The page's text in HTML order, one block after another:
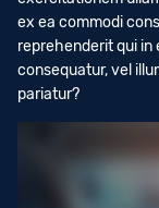
ex ea commodi
reprehenderit qui in
consequatur, vel
pariatur?